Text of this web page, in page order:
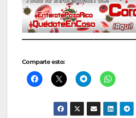
Comparte esto: